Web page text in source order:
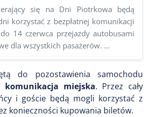
się na Dni Piotrkowa będą
korzystać z bezpłatnej komunikacji
14 czerwca przejazdy autobusami
dla wszystkich pasażerów. …
do pozostawienia samochodu
komunikacja miejska. Przez cały
i goście będą mogli korzystać z
konieczności kupowania biletów.